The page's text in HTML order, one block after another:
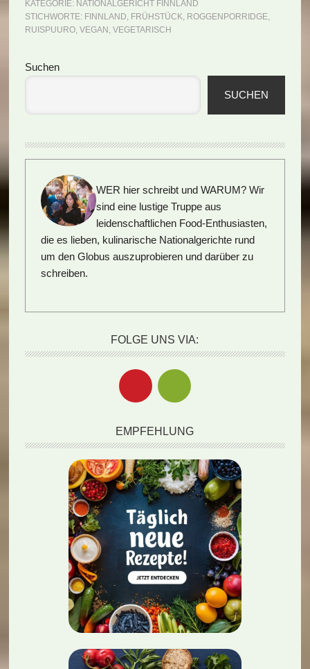
KATEGORIE: NATIONALGERICHT FINNLAND
STICHWORTE: FINNLAND, FRÜHSTÜCK, ROGGENPORRIDGE,
RUISPUURO, VEGAN , VEGETARISCH
Seitenspalte
Suchen
SUCHEN
WER hier schreibt und WARUM? Wir
sind eine lustige Truppe aus
leidenschaftlichen Food-Enthusiasten,
die es lieben, kulinarische Nationalgerichte rund
um den Globus auszuprobieren und darüber zu
schreiben.
FOLGE UNS VIA:
EMPFEHLUNG